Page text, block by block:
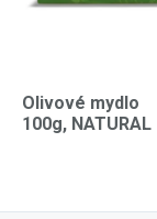
Olivové mydlo
100g, NATURAL